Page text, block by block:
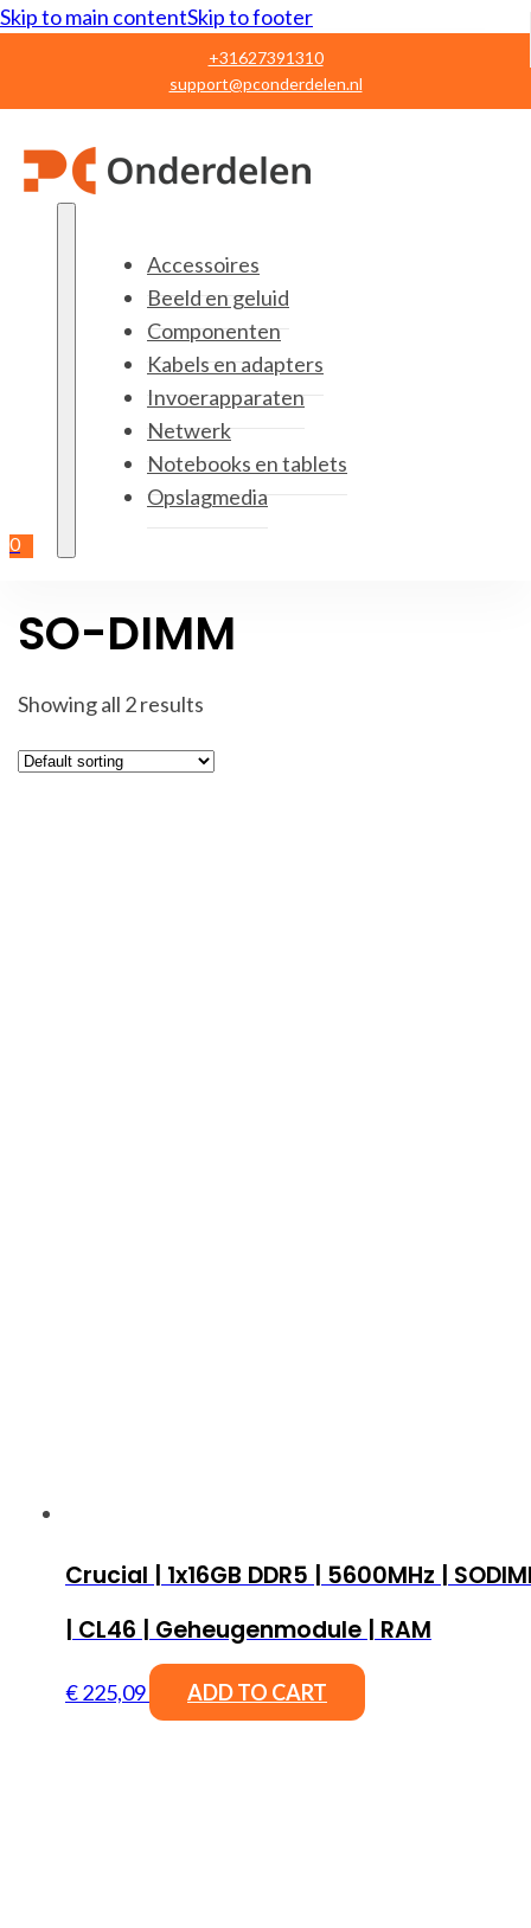
Skip to main contentSkip to footer
+31627391310
support@pconderdelen.nl
0
Accessoires
Beeld en geluid
Componenten
Kabels en adapters
Invoerapparaten
Netwerk
Notebooks en tablets
Opslagmedia
SO-DIMM
Showing all 2 results
Crucial | 1x16GB DDR5 | 5600MHz |
| CL46 | Geheugenmodule | RAM
€225,09 ADD TO CART